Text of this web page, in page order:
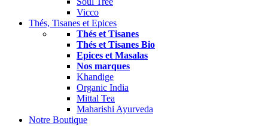
Vicco
Thés, Tisanes et Epices
Thés et Tisanes
Thés et Tisanes Bio
Epices et Masalas
Nos marques
Khandige
Organic India
Mittal Tea
Maharishi Ayurveda
Notre Boutique